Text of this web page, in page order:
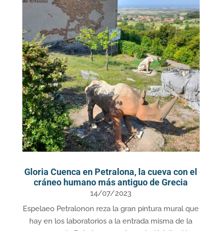
Gloria Cuenca en Petralona, la cueva con el
cráneo humano más antiguo de Grecia
14/07/2023
Espelaeo Petralonon reza la gran pintura mural que
hay en los laboratorios a la entrada misma de la